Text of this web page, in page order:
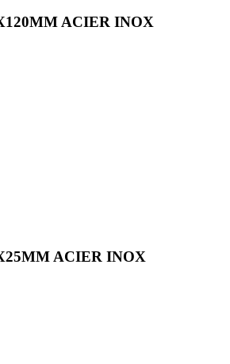
ACIER INOX
ACIER INOX